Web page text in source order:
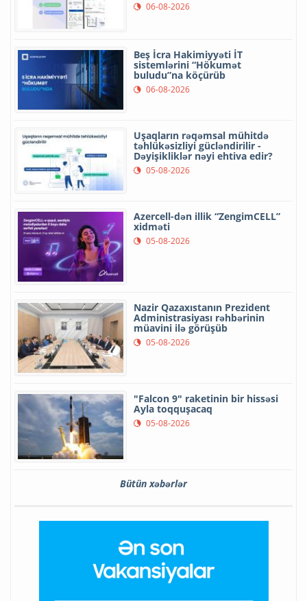
06-08-2026
Beş İcra Hakimiyyəti İT
sistemlərini “Hökumət
buludu”na köçürüb
06-08-2026
Uşaqların rəqəmsal mühitdə
təhlükəsizliyi gücləndirilir -
Dəyişikliklər nəyi ehtiva edir?
05-08-2026
Azercell-dən illik “ZengimCELL”
xidməti
05-08-2026
Nazir Qazaxıstanın Prezident
Administrasiyası rəhbərinin
müavini ilə görüşüb
05-08-2026
"Falcon 9" raketinin bir hissəsi
Ayla toqquşacaq
05-08-2026
Bütün xəbərlər